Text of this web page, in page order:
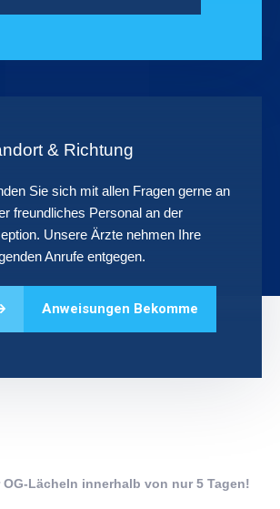
& Richtung
Sie sich mit allen Fragen gerne an
freundliches Personal an der
Unsere Ärzte nehmen Ihre
Anrufe entgegen.
Anweisungen Bekomme
Lächeln innerhalb von nur 5 Tagen!